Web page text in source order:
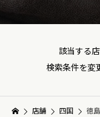
該当する
検索条件を変
店舗 四国 徳島